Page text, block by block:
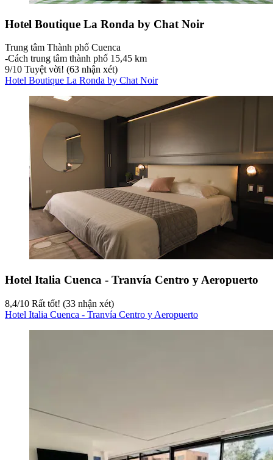
Hotel Boutique La Ronda by Chat Noir
Trung tâm Thành phố Cuenca
‐Cách trung tâm thành phố 15,45 km
9/10 Tuyệt vời! (63 nhận xét)
Hotel Boutique La Ronda by Chat Noir
Hotel Italia Cuenca - Tranvía Centro y Aeropuerto
8,4/10 Rất tốt! (33 nhận xét)
Hotel Italia Cuenca - Tranvía Centro y Aeropuerto